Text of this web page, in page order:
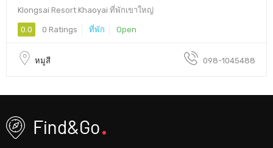
Klongsai Resort Khaoyai ที่พักเขาใหญ่
0.0 0 Ratings ที่พัก Open
หมูสี 098-1045488